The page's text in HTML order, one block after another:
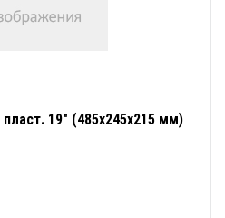
19" (485х245х215 мм)